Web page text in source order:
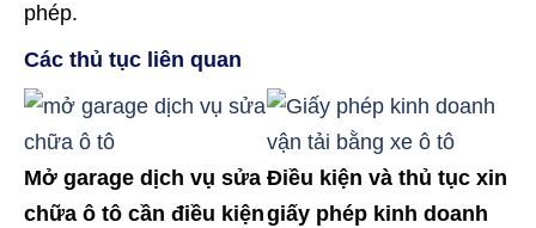
phép.
Các thủ tục liên quan
Mở garage dịch vụ sửa
chữa ô tô cần điều kiện
Điều kiện và thủ tục xin
giấy phép kinh doanh